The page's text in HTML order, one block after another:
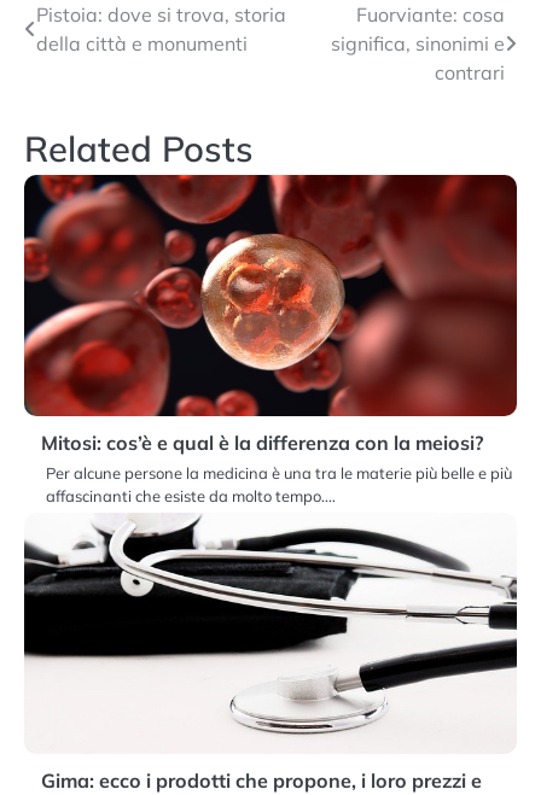
Navigazione
Pistoia: dove si trova, storia
della città e monumenti
Fuorviante: cosa
significa, sinonimi e
contrari
Related Posts
Mitosi: cos’è e qual è la differenza con la meiosi?
Per alcune persone la medicina è una tra le materie più belle e più
affascinanti che esiste da molto tempo.…
Gima: ecco i prodotti che propone, i loro prezzi e